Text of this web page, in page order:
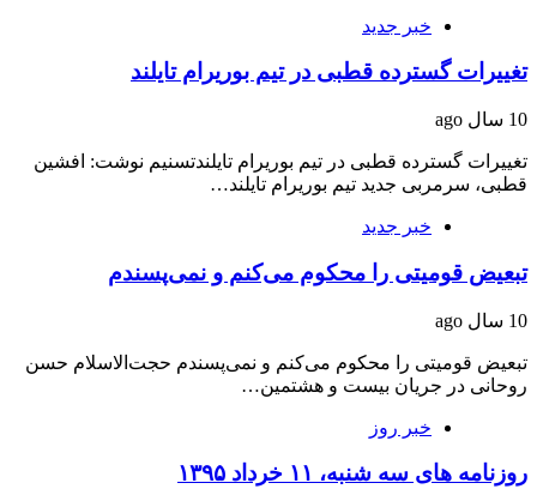
خبر جدید
تغییرات گسترده قطبی در تیم بوریرام تایلند
10 سال ago
تغییرات گسترده قطبی در تیم بوریرام تایلندتسنیم نوشت: افشین
قطبی، سرمربی جدید تیم بوریرام تایلند…
خبر جدید
تبعیض قومیتی را محکوم می‌کنم و نمی‌پسندم
10 سال ago
تبعیض قومیتی را محکوم می‌کنم و نمی‌پسندم حجت‌الاسلام حسن
روحانی در جریان بیست و هشتمین…
خبر روز
روزنامه های سه شنبه، ۱۱ خرداد ۱۳۹۵